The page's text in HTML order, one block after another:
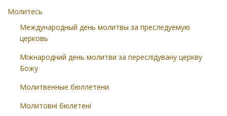
Молитесь
Международный день молитвы за преследуемую
церковь
Міжнародний день молитви за переслідувану церкву
Божу
Молитвенные бюллетени
Молитовні бюлетені